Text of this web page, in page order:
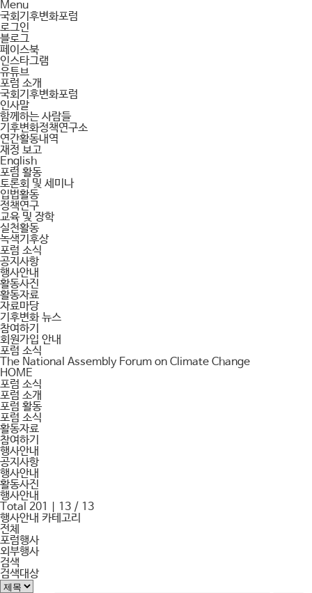
Menu
국회기후변화포럼
로그인
블로그
페이스북
인스타그램
유튜브
포럼 소개
국회기후변화포럼
인사말
함께하는 사람들
기후변화정책연구소
연간활동내역
재정 보고
English
포럼 활동
토론회 및 세미나
입법활동
정책연구
교육 및 장학
실천활동
녹색기후상
포럼 소식
공지사항
행사안내
활동사진
활동자료
자료마당
기후변화 뉴스
참여하기
회원가입 안내
포럼 소식
The National Assembly Forum on Climate Change
HOME
포럼 소식
포럼 소개
포럼 활동
포럼 소식
활동자료
참여하기
행사안내
공지사항
행사안내
활동사진
행사안내
Total 201
| 13 / 13
행사안내 카테고리
전체
포럼행사
외부행사
검색
검색대상